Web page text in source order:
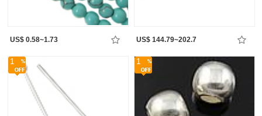
US$ 0.58~1.73 US$ 144.79~202.7
1 1